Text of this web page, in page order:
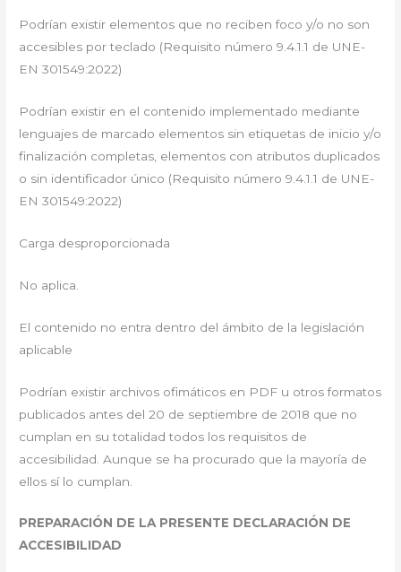
Podrían existir elementos que no reciben foco y/o no son
accesibles por teclado (Requisito número 9.4.1.1 de UNE-
EN 301549:2022)
Podrían existir en el contenido implementado mediante
lenguajes de marcado elementos sin etiquetas de inicio y/o
finalización completas, elementos con atributos duplicados
o sin identificador único (Requisito número 9.4.1.1 de UNE-
EN 301549:2022)
Carga desproporcionada
No aplica.
El contenido no entra dentro del ámbito de la legislación
aplicable
Podrían existir archivos ofimáticos en PDF u otros formatos
publicados antes del 20 de septiembre de 2018 que no
cumplan en su totalidad todos los requisitos de
accesibilidad. Aunque se ha procurado que la mayoría de
ellos sí lo cumplan.
PREPARACIÓN DE LA PRESENTE DECLARACIÓN DE
ACCESIBILIDAD